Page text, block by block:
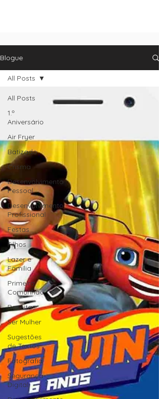
Blogue
All Posts
1.º
Aniversário
Air Fryer
Batizado
Crisma
Desenvolvimento
Pessoal
Desenvolvimento
Profissional
Festas
Filhos
Lazer e
Família
Primeira
Comunhão
Receitas
Ser Mulher
Sugestões
de Textos
Fotografia
Segurança
Digital
All Posts